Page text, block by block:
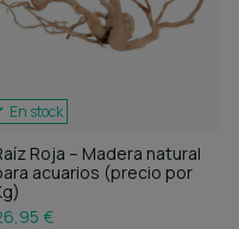
En stock
Roja – Madera natural
acuarios (precio por
€